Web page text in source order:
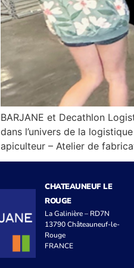
BARJANE et Decathlon
dans l’univers de la
apiculteur – Atelier de
CHATEAUNEUF LE
ROUGE
La Galinière – RD7N
13790 Châteauneuf-le-
Rouge
FRANCE